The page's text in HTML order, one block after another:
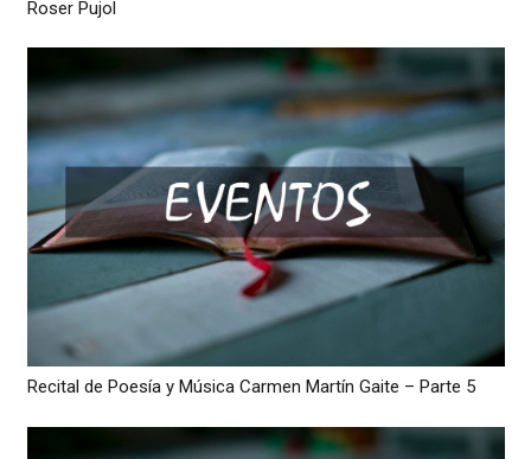
Roser Pujol
Recital de Poesía y Música Carmen Martín Gaite – Parte 5